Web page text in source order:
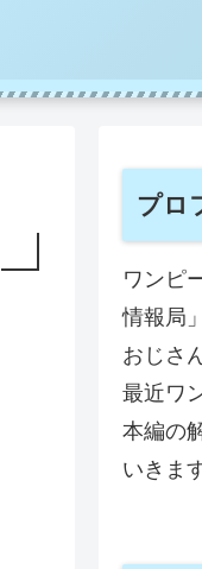
プロ
ワンピ
情報局
おじさ
最近ワ
本編の
いきま